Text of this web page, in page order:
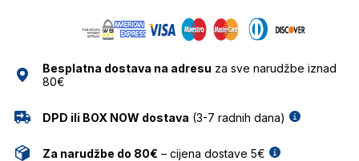
Besplatna dostava na adresu za sve narudžbe iznad
80€
DPD ili BOX NOW dostava (3-7 radnih dana)
Za narudžbe do 80€ – cijena dostave 5€